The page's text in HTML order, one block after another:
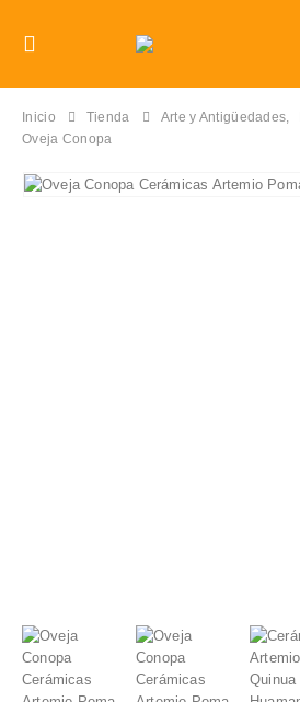
Inicio Tienda Arte y Antigüedades,
Oveja Conopa